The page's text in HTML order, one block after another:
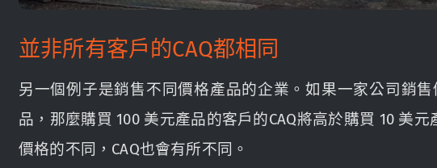
並非所有客戶的CAQ都相同
另一個例子是銷售不同價格產品的企業。如果一家公司銷售
品，那麼購買 100 美元產品的客戶的CAQ將高於購買 10 美
價格的不同，CAQ也會有所不同。